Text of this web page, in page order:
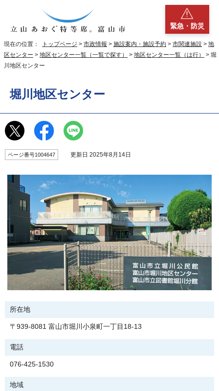
緊急・防災
現在の位置： トップページ > 市政情報 > 施設案内・施設予約 > 市関連施設 > 地
区センター > 地区センター一覧（一覧で探す） > 地区センター一覧（は行）
> 堀
川地区センター
堀川地区センター
ページ番号1004647 更新日 2025年8月14日
所在地
〒939-8081 富山市堀川小泉町一丁目18-13
電話
076-425-1530
地域